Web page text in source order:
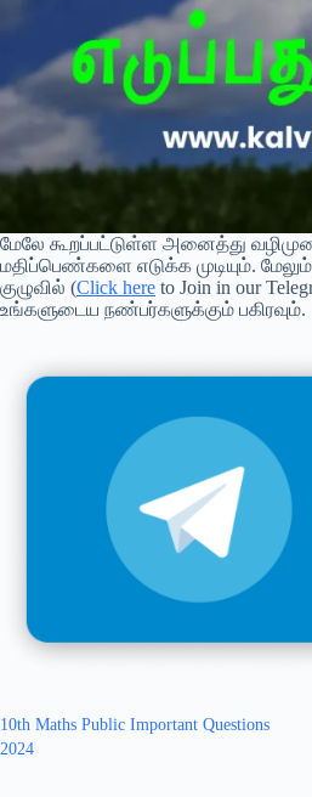
மேலே கூறப்பட்டுள்ள அனைத்து
மதிப்பெண்களை எடுக்க முடியும்.
குழுவில் (Click here to Join in our
உங்களுடைய நண்பர்களுக்கும் பகிரவும்.
10th Maths Public Important Questions
2024